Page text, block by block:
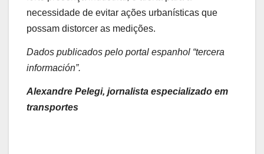
necessidade de evitar ações urbanísticas que
possam distorcer as medições.
Dados publicados pelo portal espanhol “tercera
información”.
Alexandre Pelegi, jornalista especializado em
transportes